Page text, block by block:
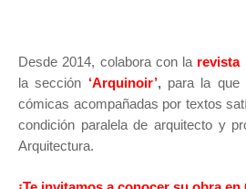
Desde 2014, colabora con la revista
la sección ‘Arquinoir’,para la que
cómicas acompañadas por textos
condición paralela de arquitecto y
Arquitectura.